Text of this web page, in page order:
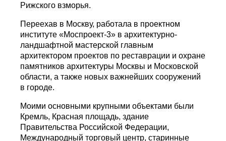
Рижского взморья.
Переехав в Москву, работала в проектном
институте «Моспроект-3» в архитектурно-
ландшафтной мастерской главным
архитектором проектов по реставрации и охране
памятников архитектуры Москвы и Московской
области, а также новых важнейших сооружений
в городе.
Моими основными крупными объектами были
Кремль, Красная площадь, здание
Правительства Российской Федерации,
Международный торговый центр, старинные